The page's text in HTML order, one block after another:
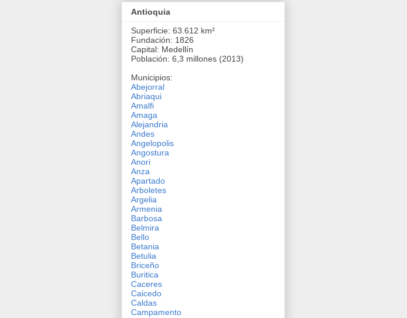
Antioquia
Superficie: 63.612 km²
Fundación: 1826
Capital: Medellín
Población: 6,3 millones (2013)
Municipios:
Abejorral
Abriaqui
Amalfi
Amaga
Alejandria
Andes
Angelopolis
Angostura
Anori
Anza
Apartado
Arboletes
Argelia
Armenia
Barbosa
Belmira
Bello
Betania
Betulia
Briceño
Buritica
Caceres
Caicedo
Caldas
Campamento